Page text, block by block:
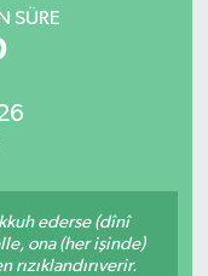
SÜRE
ederse (dînî
ona (her işinde)
rızıklandırıverir.